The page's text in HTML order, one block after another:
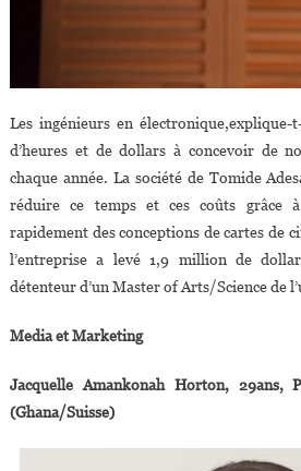
Les ingénieurs en
d’heures et de dollars à concevoir de
chaque année. La société de Tomide
réduire ce temps et ces coûts grâce
rapidement des conceptions de cartes de
l’entreprise a levé 1,9 million de
détenteur d’un Master of Arts/Science de
Media et Marketing
Jacquelle Amankonah Horton, 29ans,
(Ghana/Suisse)